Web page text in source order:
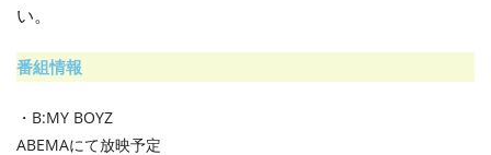
い。
番組情報
・B:MY BOYZ
ABEMAにて放映予定